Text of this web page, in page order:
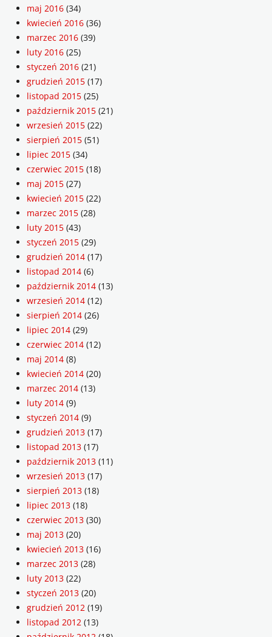
maj 2016 (34)
kwiecień 2016 (36)
marzec 2016 (39)
luty 2016 (25)
styczeń 2016 (21)
grudzień 2015 (17)
listopad 2015 (25)
październik 2015 (21)
wrzesień 2015 (22)
sierpień 2015 (51)
lipiec 2015 (34)
czerwiec 2015 (18)
maj 2015 (27)
kwiecień 2015 (22)
marzec 2015 (28)
luty 2015 (43)
styczeń 2015 (29)
grudzień 2014 (17)
listopad 2014 (6)
październik 2014 (13)
wrzesień 2014 (12)
sierpień 2014 (26)
lipiec 2014 (29)
czerwiec 2014 (12)
maj 2014 (8)
kwiecień 2014 (20)
marzec 2014 (13)
luty 2014 (9)
styczeń 2014 (9)
grudzień 2013 (17)
listopad 2013 (17)
październik 2013 (11)
wrzesień 2013 (17)
sierpień 2013 (18)
lipiec 2013 (18)
czerwiec 2013 (30)
maj 2013 (20)
kwiecień 2013 (16)
marzec 2013 (28)
luty 2013 (22)
styczeń 2013 (20)
grudzień 2012 (19)
listopad 2012 (13)